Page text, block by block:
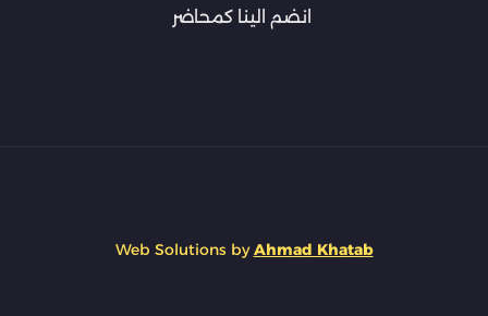
انضم الينا كمحاضر
Web Solutions byAhmad Khatab